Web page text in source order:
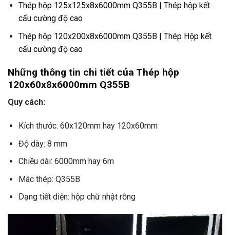
Thép hộp 125x125x8x6000mm Q355B | Thép hộp kết
cấu cường độ cao
Thép hộp 120x200x8x6000mm Q355B | Thép Hộp kết
cấu cường độ cao
Những thông tin chi tiết của Thép hộp
120x60x8x6000mm Q355B
Quy cách:
Kích thước: 60x120mm hay 120x60mm
Độ dày: 8 mm
Chiều dài: 6000mm hay 6m
Mác thép: Q355B
Dạng tiết diện: hộp chữ nhật rỗng